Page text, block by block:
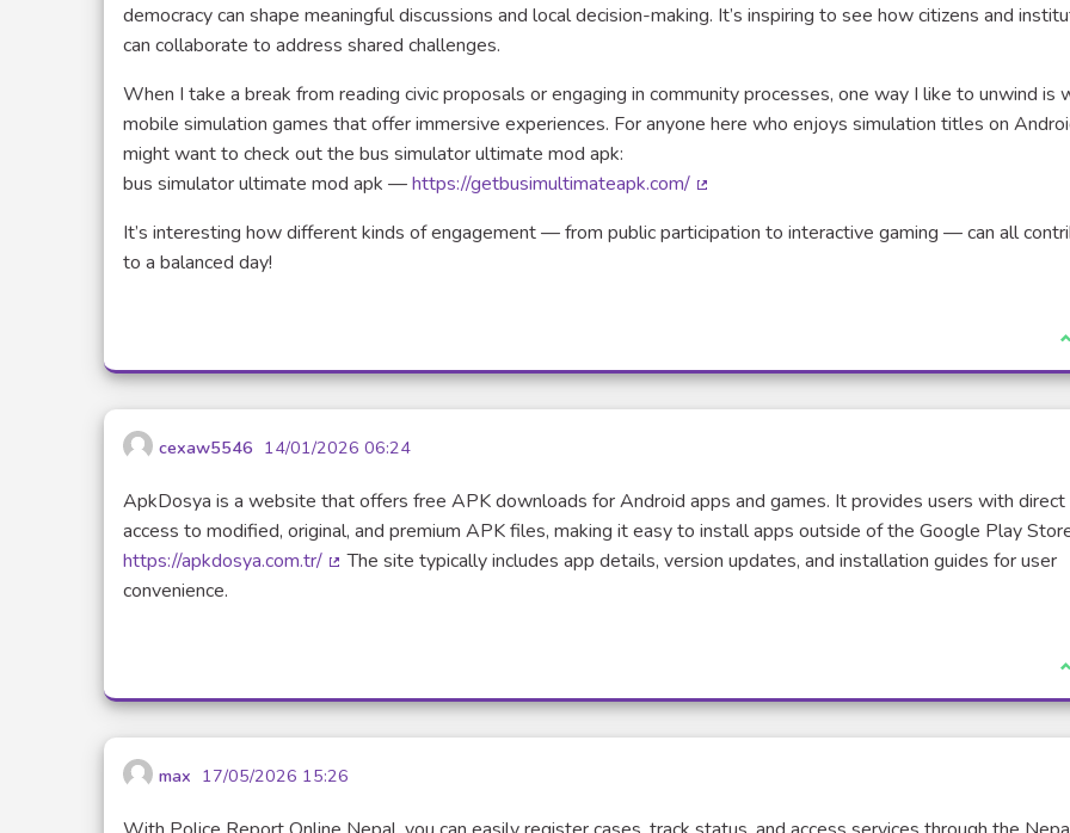
democracy can shape meaningful discussions and local decision-making. It’s inspiring to see how citizens and
can collaborate to address shared challenges.
When I take a break from reading civic proposals or engaging in community processes, one way I like to unwind is
mobile simulation games that offer immersive experiences. For anyone here who enjoys simulation titles on
might want to check out the bus simulator ultimate mod apk:
bus simulator ultimate mod apk —https://getbusimultimateapk.com/
It’s interesting how different kinds of engagement — from public participation to interactive gaming — can all
to a balanced day!
cexaw5546 14/01/2026 06:24
ApkDosya is a website that offers free APK downloads for Android apps and games. It provides users with direct
access to modified, original, and premium APK files, making it easy to install apps outside of the Google Play
https://apkdosya.com.tr/
The site typically includes app details, version updates, and installation guides for user
convenience.
max 17/05/2026 15:26